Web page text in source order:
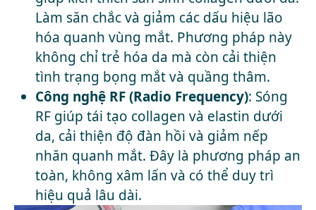
Làm săn chắc và giảm các dấu hiệu lão
hóa quanh vùng mắt. Phương pháp này
không chỉ trẻ hóa da mà còn cải thiện
tình trạng bọng mắt và quầng thâm.
Công nghệ RF (Radio Frequency): Sóng
RF giúp tái tạo collagen và elastin dưới
da, cải thiện độ đàn hồi và giảm nếp
nhăn quanh mắt. Đây là phương pháp an
toàn, không xâm lấn và có thể duy trì
hiệu quả lâu dài.